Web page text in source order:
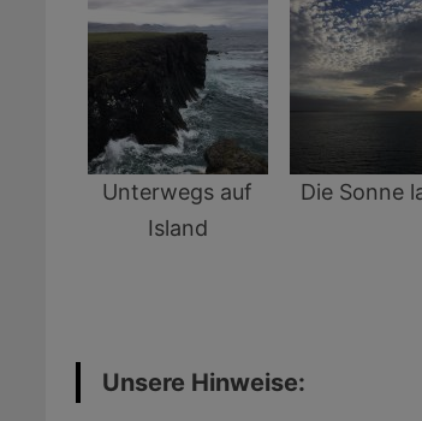
Unterwegs auf
Island
Die Sonne
Unsere Hinweise: